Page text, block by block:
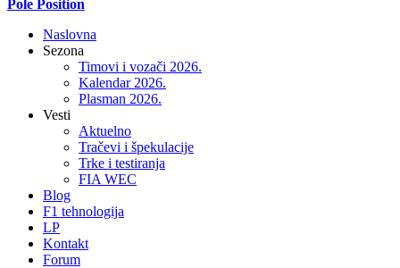
Pole Position
Naslovna
Sezona
Timovi i vozači 2026.
Kalendar 2026.
Plasman 2026.
Vesti
Aktuelno
Tračevi i špekulacije
Trke i testiranja
FIA WEC
Blog
F1 tehnologija
LP
Kontakt
Forum